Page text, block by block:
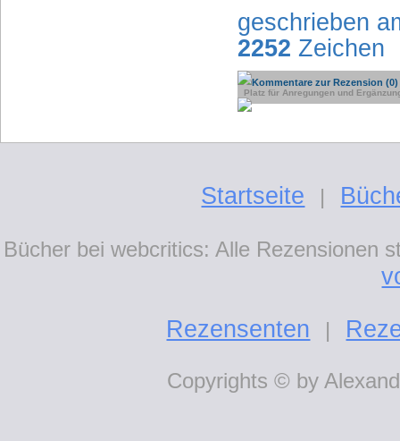
geschrieben
2252 Zeichen
Kommentare zur Rezension (0)
Platz für Anregungen und
Startseite |
Bücher bei webcritics: Alle Rezensionen
Rezensenten
|
Copyrights © by